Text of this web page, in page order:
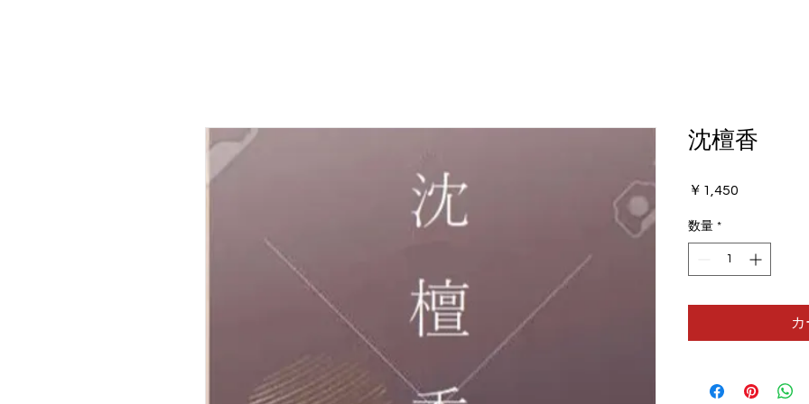
沈檀香
￥1,450
数量 *